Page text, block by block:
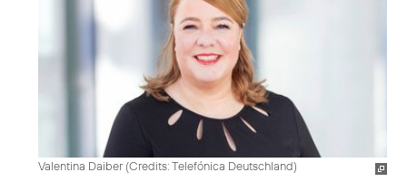
Valentina Daiber (Credits: Telefónica Deutschland)